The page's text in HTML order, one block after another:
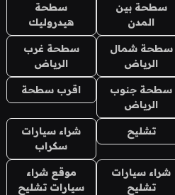
سطحة بين
المدن
سطحة
هيدروليك
سطحة شمال
الرياض
سطحة غرب
الرياض
سطحة جنوب
الرياض
اقرب سطحة
تشليح
شراء سيارات
سكراب
شراء سيارات
تشليح
موقع شراء
سيارات تشليح